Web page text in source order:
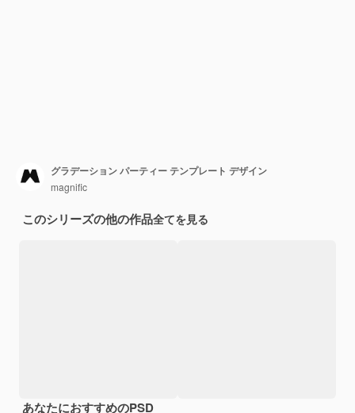
グラデーション パーティー テンプレート デザイン
magnific
このシリーズの他の作品全てを見る
あなたにおすすめのPSD